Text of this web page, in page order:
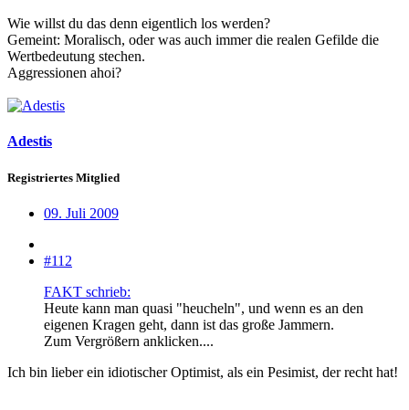
Wie willst du das denn eigentlich los werden?
Gemeint: Moralisch, oder was auch immer die realen Gefilde die
Wertbedeutung stechen.
Aggressionen ahoi?
Adestis
Registriertes Mitglied
09. Juli 2009
#112
FAKT schrieb:
Heute kann man quasi "heucheln", und wenn es an den
eigenen Kragen geht, dann ist das große Jammern.
Zum Vergrößern anklicken....
Ich bin lieber ein idiotischer Optimist, als ein Pesimist, der recht hat!